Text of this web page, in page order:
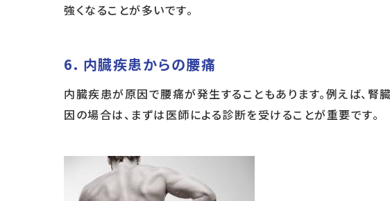
強くなることが多いです。
6. 内臓疾患からの腰痛
内臓疾患が原因で腰痛が発生することもあります。例えば、
因の場合は、まずは医師による診断を受けることが重要です。